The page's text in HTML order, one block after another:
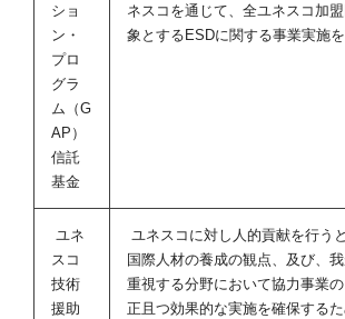
ショ
ン・
プロ
グラ
ム（G
AP）
信託
基金
ネスコを通じて、全ユネスコ加
象とするESDに関する事業実施
ユネ
スコ
技術
援助
ユネスコに対し人的貢献を行う
国際人材の養成の観点、及び、
重視する分野において協力事業
正且つ効果的な実施を確保するた